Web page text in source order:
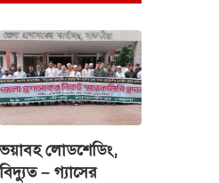
ভয়াবহ লোডশেডিং,
বিদ্যুত – গ্যাসের